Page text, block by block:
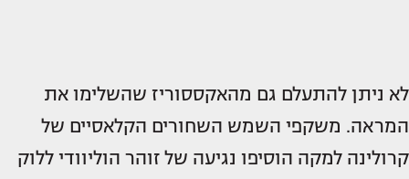
לא ניתן להתעלם גם מהאקססוריז שהשלימו את
המראה. משקפי השמש השחורים הקלאסיים של
קרולינה למקה הוסיפו נגיעה של זוהר הוליוודי ללוק